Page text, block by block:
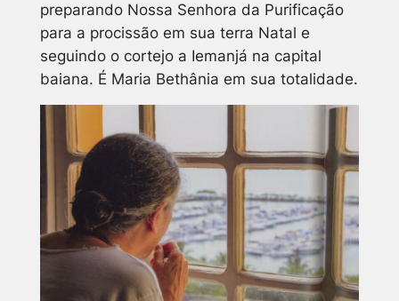
preparando Nossa Senhora da Purificação
para a procissão em sua terra Natal e
seguindo o cortejo a Iemanjá na capital
baiana. É Maria Bethânia em sua totalidade.